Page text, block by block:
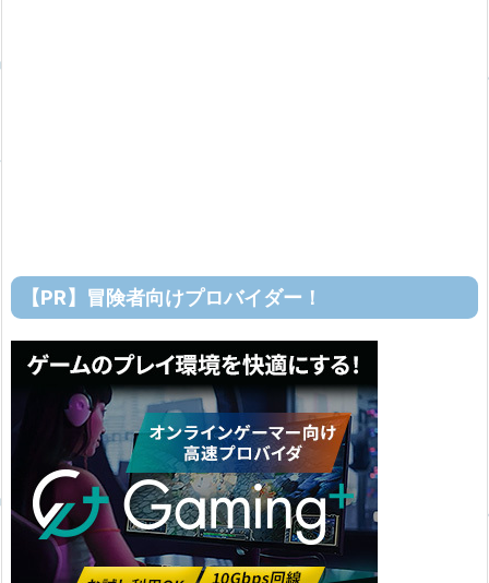
【PR】冒険者向けプロバイダー！